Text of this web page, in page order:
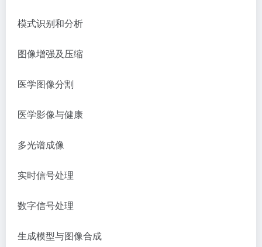
模式识别和分析
图像增强及压缩
医学图像分割
医学影像与健康
多光谱成像
实时信号处理
数字信号处理
生成模型与图像合成